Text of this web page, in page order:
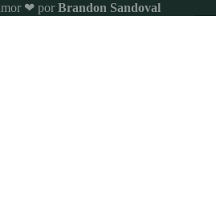
❤ por Brandon Sandoval